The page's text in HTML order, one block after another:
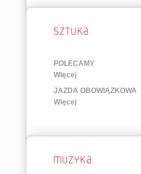
POLECAMY
Więcej
JAZDA OBOWIĄZKOWA
Więcej